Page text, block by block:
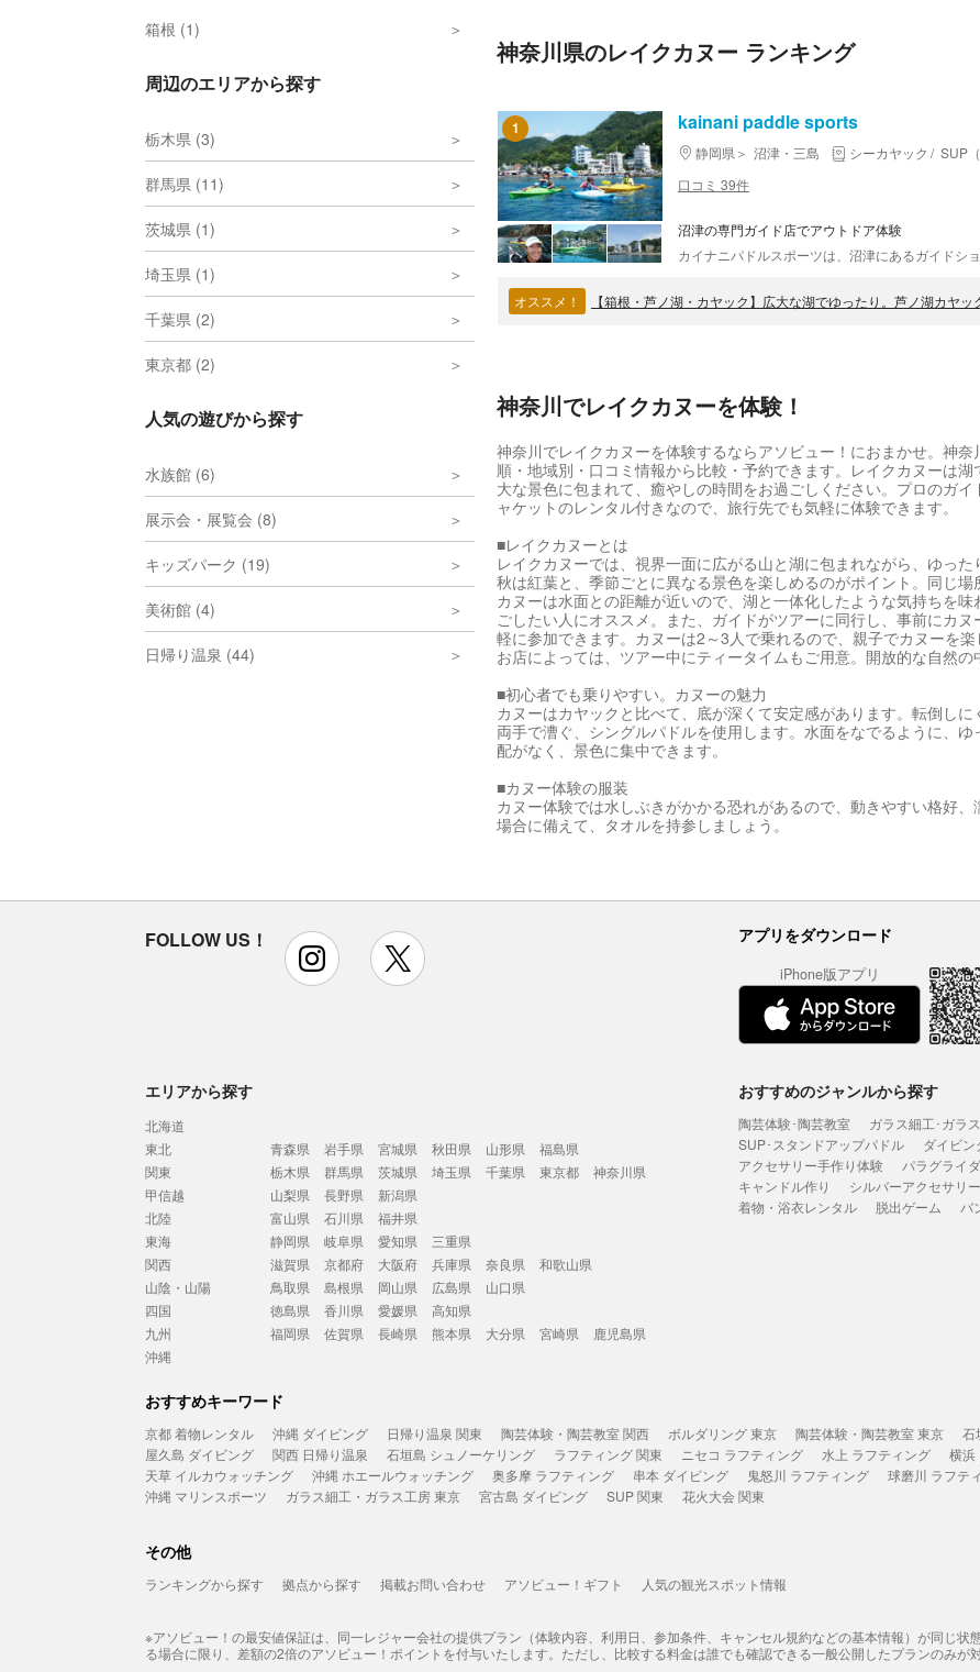
箱根 (1)
周辺のエリアから探す
栃木県 (3)
群馬県 (11)
茨城県 (1)
埼玉県 (1)
千葉県 (2)
東京都 (2)
人気の遊びから探す
水族館 (6)
展示会・展覧会 (8)
キッズパーク (19)
美術館 (4)
日帰り温泉 (44)
神奈川県のレイクカヌー ランキング
1 kainani paddle sports
静岡県 沼津・三島 シーカヤック SUP
口コミ 39件
沼津の専門ガイド店でアウトドア体験
オススメ！ 【箱根・芦ノ湖・カヤック】広大な湖でゆったり。芦ノ湖カヤッ
神奈川でレイクカヌーを体験！
神奈川でレイクカヌーを体験するならアソビュー！におまかせ。神
順・地域別・口コミ情報から比較・予約できます。レイクカヌーは
大な景色に包まれて、癒やしの時間をお過ごしください。プロのガ
ャケットのレンタル付きなので、旅行先でも気軽に体験できます。
■レイクカヌーとは
レイクカヌーでは、視界一面に広がる山と湖に包まれながら、ゆっ
秋は紅葉と、季節ごとに異なる景色を楽しめるのがポイント。同じ場
カヌーは水面との距離が近いので、湖と一体化したような気持ちを
ごしたい人にオススメ。また、ガイドがツアーに同行し、事前にカ
軽に参加できます。カヌーは2～3人で乗れるので、親子でカヌーを楽
お店によっては、ツアー中にティータイムもご用意。開放的な自然の
■初心者でも乗りやすい。カヌーの魅力
カヌーはカヤックと比べて、底が深くて安定感があります。転倒し
両手で漕ぐ、シングルパドルを使用します。水面をなでるように、
配がなく、景色に集中できます。
■カヌー体験の服装
カヌー体験では水しぶきがかかる恐れがあるので、動きやすい格好
場合に備えて、タオルを持参しましょう。
FOLLOW US！ instagram アプリをダウンロード
iPhone版アプリ
エリアから探す
北海道
東北
青森県 岩手県 宮城県 秋田県 山形県
福島県
関東
栃木県 群馬県 茨城県 埼玉県 千葉県 東京都
神奈川県
甲信越
山梨県 長野県
新潟県
北陸
富山県 石川県
福井県
東海
静岡県 岐阜県 愛知県
三重県
関西
滋賀県 京都府 大阪府 兵庫県 奈良県
和歌山県
山陰・山陽
鳥取県 島根県 岡山県 広島県
山口県
四国
徳島県 香川県 愛媛県
高知県
九州
福岡県 佐賀県 長崎県 熊本県 大分県 宮崎県
鹿児島県
沖縄
おすすめのジャンルから探す
陶芸体験･陶芸教室 ガラス細工･ガラ
SUP･スタンドアップパドル
ダイビ
アクセサリー手作り体験
パラグライ
キャンドル作り
シルバーアクセサリ
着物・浴衣レンタル
脱出ゲーム バ
おすすめキーワード
京都 着物レンタル 沖縄 ダイビング 日帰り温泉 関東 陶芸体験・陶芸教室 関西 ボルダリング 東京 陶芸体験・陶芸教室 東京 石
屋久島 ダイビング
関西 日帰り温泉 石垣島 シュノーケリング ラフティング 関東 ニセコ ラフティング 水上 ラフティング 横浜
天草 イルカウォッチング
沖縄 ホエールウォッチング 奥多摩 ラフティング 串本 ダイビング 鬼怒川 ラフティング 球磨川 ラフテ
沖縄 マリンスポーツ
ガラス細工・ガラス工房 東京 宮古島 ダイビング SUP 関東 花火大会 関東
その他
ランキングから探す 拠点から探す 掲載お問い合わせ アソビュー！ギフト 人気の観光スポット情報
※アソビュー！の最安値保証は、同一レジャー会社の提供プラン（体験内容、利用日、参加条件、キャンセル規約などの基本情報）が同じ
る場合に限り、差額の2倍のアソビュー！ポイントを付与いたします。ただし、比較する料金は誰でも確認できる一般公開したプランのみが対